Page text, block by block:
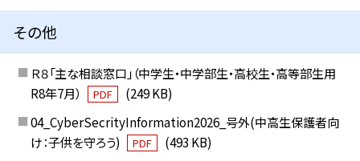
その他
Ｒ８「主な相談窓口」（中学生・中学部生・高校生・高等部生用
R8年7月）
PDF
(249 KB)
04_CyberSecrityInformation2026_号外(中高生保護者向
け：子供を守ろう)
PDF
(493 KB)